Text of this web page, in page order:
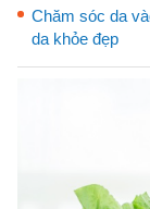
Chăm sóc da
da khỏe đẹp